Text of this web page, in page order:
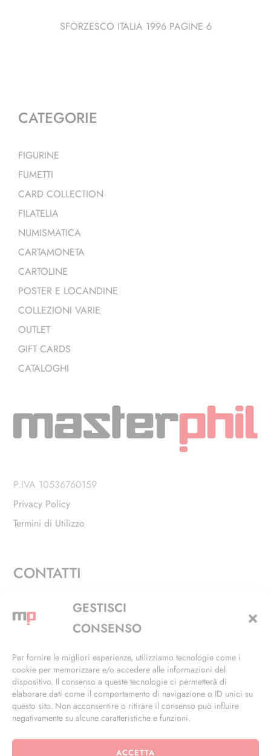
GESTISCI
CONSENSO
Per fornire le migliori esperienze, utilizziamo tecnologie come i
cookie per memorizzare e/o accedere alle informazioni del
dispositivo. Il consenso a queste tecnologie ci permetterà di
elaborare dati come il comportamento di navigazione o ID unici su
questo sito. Non acconsentire o ritirare il consenso può influire
negativamente su alcune caratteristiche e funzioni.
ACCETTA
SFORZESCO ITALIA 1996 PAGINE 6
CATEGORIE
FIGURINE
FUMETTI
CARD COLLECTION
FILATELIA
NUMISMATICA
CARTAMONETA
CARTOLINE
POSTER E LOCANDINE
COLLEZIONI VARIE
OUTLET
GIFT CARDS
CATALOGHI
P.IVA 10536760159
Privacy Policy
Termini di Utilizzo
CONTATTI
Via Alfieri, 27 - Trezzano Sul Naviglio (MI)
+39 02 4846 3155
info@masterphil.it